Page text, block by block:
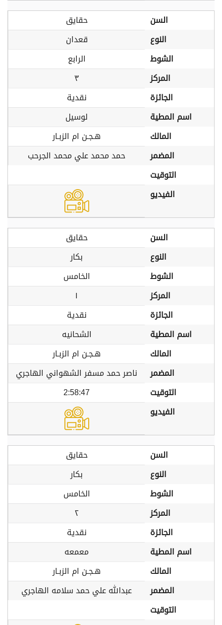
السن
حقايق
النوع
قعدان
الشوط
الرابع
المركز
٣
الجائزة
نقدية
اسم المطية
لوسيل
المالك
هـجـن ام الزبـار
المضمر
حمد محمد علي محمد الجرحب
التوقيت
الفيديو
السن
حقايق
النوع
بكار
الشوط
الخامس
المركز
١
الجائزة
نقدية
اسم المطية
الشحانيه
المالك
هـجـن ام الزبـار
المضمر
ناصر حمد مسفر الشهواني الهاجري
التوقيت
2:58:47
الفيديو
السن
حقايق
النوع
بكار
الشوط
الخامس
المركز
٢
الجائزة
نقدية
اسم المطية
معمعه
المالك
هـجـن ام الزبـار
المضمر
عبدالله علي حمد سلامه الهاجري
التوقيت